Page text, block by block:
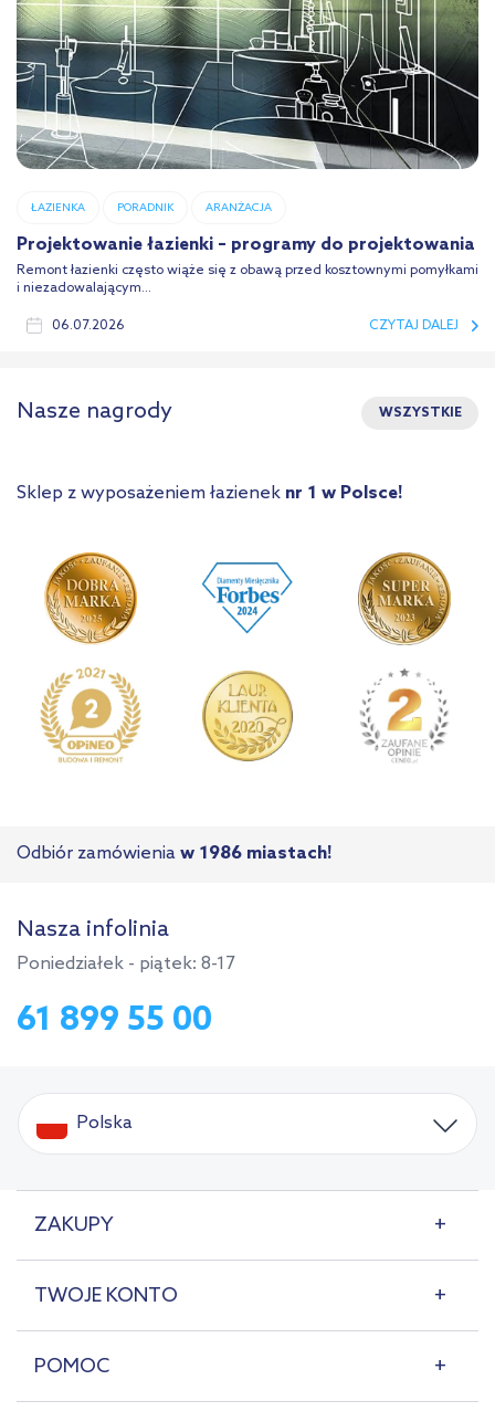
ŁAZIENKA PORADNIK ARANŻACJA
Projektowanie łazienki – programy do projektowania
Remont łazienki często wiąże się z obawą przed kosztownymi pomyłkami
i niezadowalającym...
06.07.2026 CZYTAJ DALEJ
Nasze nagrody WSZYSTKIE
Sklep z wyposażeniem łazienek nr 1 w Polsce!
Odbiór zamówienia w 1986 miastach!
Nasza infolinia
Poniedziałek - piątek: 8-17
61 899 55 00
Polska
ZAKUPY
TWOJE KONTO
POMOC